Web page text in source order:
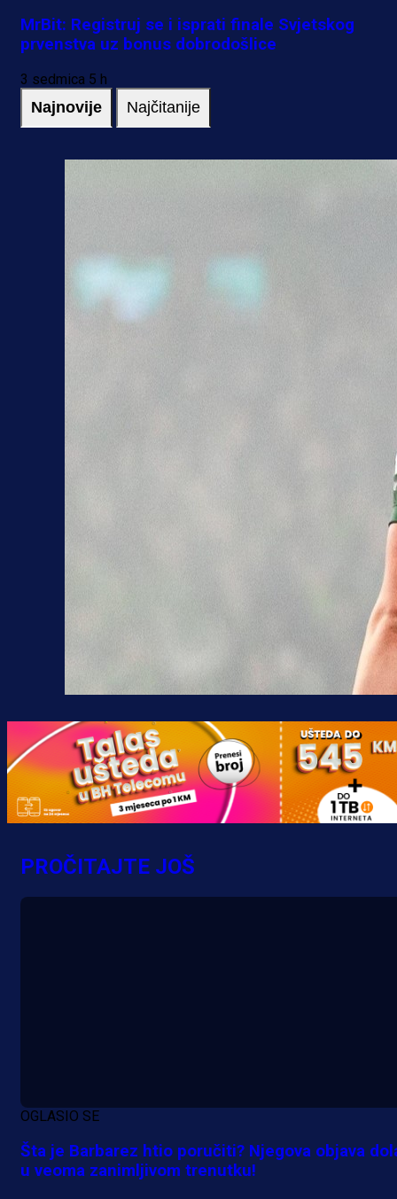
MrBit: Registruj se i isprati finale Svjetskog
prvenstva uz bonus dobrodošlice
3 sedmica 5 h
Najnovije Najčitanije
PROČITAJTE JOŠ
OGLASIO SE
Šta je Barbarez htio poručiti? Njegova objava
u veoma zanimljivom trenutku!